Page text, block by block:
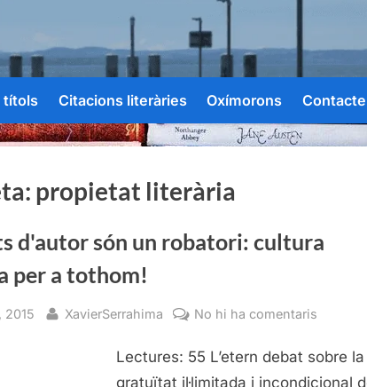
títols Citacions literàries Oxímorons Contacte
propietat literària
d'autor són un robatori: cultura
per a tothom!
2015 By
XavierSerrahima No hi ha comentaris
drets
d'autor
Lectures: 55 L’etern debat sobre la
gratuïtat il·limitada i incondicional